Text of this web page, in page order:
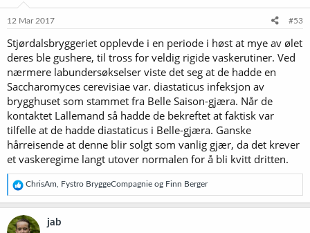
12 Mar 2017 #53
Stjørdalsbryggeriet opplevde i en periode i høst at mye av ølet
deres ble gushere, til tross for veldig rigide vaskerutiner. Ved
nærmere labundersøkselser viste det seg at de hadde en
Saccharomyces cerevisiae var. diastaticus infeksjon av
brygghuset som stammet fra Belle Saison-gjæra. Når de
kontaktet Lallemand så hadde de bekreftet at faktisk var
tilfelle at de hadde diastaticus i Belle-gjæra. Ganske
hårreisende at denne blir solgt som vanlig gjær, da det krever
et vaskeregime langt utover normalen for å bli kvitt dritten.
R
e
a
k
s
ChrisAm Fystro BryggeCompagnie og Finn Berger
jab